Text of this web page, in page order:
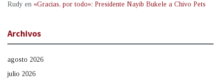
Rudy en «Gracias, por todo»: Presidente Nayib Bukele a Chivo Pets
Archivos
agosto 2026
julio 2026